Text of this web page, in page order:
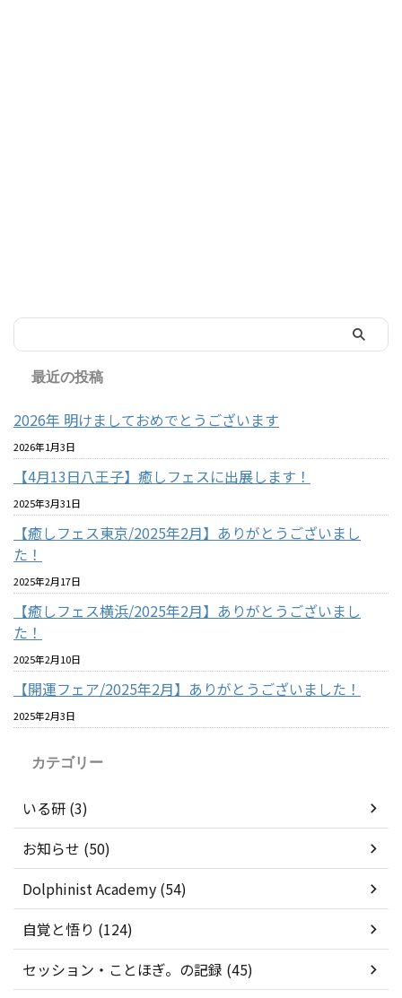
最近の投稿
2026年 明けましておめでとうございます
2026年1月3日
【4月13日八王子】癒しフェスに出展します！
2025年3月31日
【癒しフェス東京/2025年2月】ありがとうございまし
た！
2025年2月17日
【癒しフェス横浜/2025年2月】ありがとうございまし
た！
2025年2月10日
【開運フェア/2025年2月】ありがとうございました！
2025年2月3日
カテゴリー
いる研 (3)
お知らせ (50)
Dolphinist Academy (54)
自覚と悟り (124)
セッション・ことほぎ。の記録 (45)